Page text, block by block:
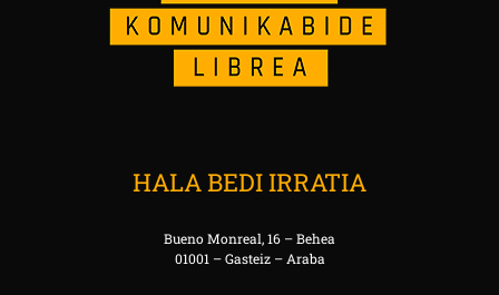
HALA BEDI IRRATIA
Bueno Monreal, 16 – Behea
01001 – Gasteiz – Araba